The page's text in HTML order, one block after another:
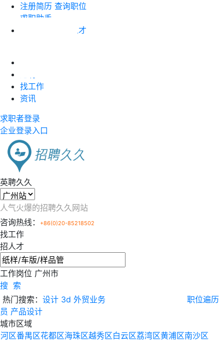
注册简历 查询职位
求职助手
搜索人才
找工作
资讯
求职者登录
企业登录入口
英聘久久
人气火爆的招聘久久网站
咨询热线：
+86(0)20-85218502
找工作
招人才
工作岗位 广州市
搜 索
热门搜索： 设计 3d 外贸业务
员 产品设计
职位遍历
城市区域
区番禺区花都区海珠区越秀区白云区荔湾区黄浦区南沙区